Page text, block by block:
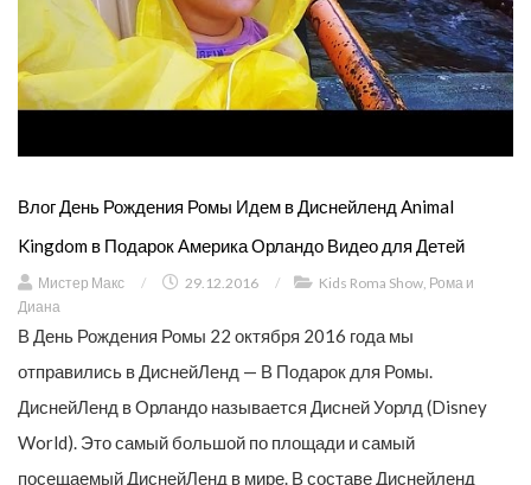
Влог День Рождения Ромы Идем в Диснейленд Animal
Kingdom в Подарок Америка Орландо Видео для Детей
Мистер Макс / 29.12.2016 / Kids Roma Show Рома и
Диана
В День Рождения Ромы 22 октября 2016 года мы
отправились в ДиснейЛенд — В Подарок для Ромы.
ДиснейЛенд в Орландо называется Дисней Уорлд (Disney
World). Это самый большой по площади и самый
посещаемый ДиснейЛенд в мире. В составе Диснейленд